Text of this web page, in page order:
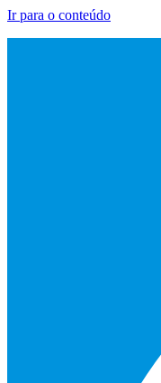
Ir para o conteúdo